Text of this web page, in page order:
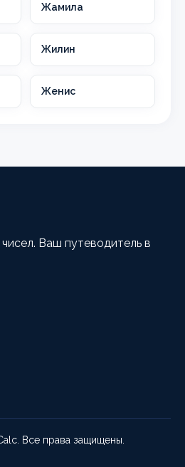
Жамила
Жилин
Женис
Ваш путеводитель в
Все права защищены.